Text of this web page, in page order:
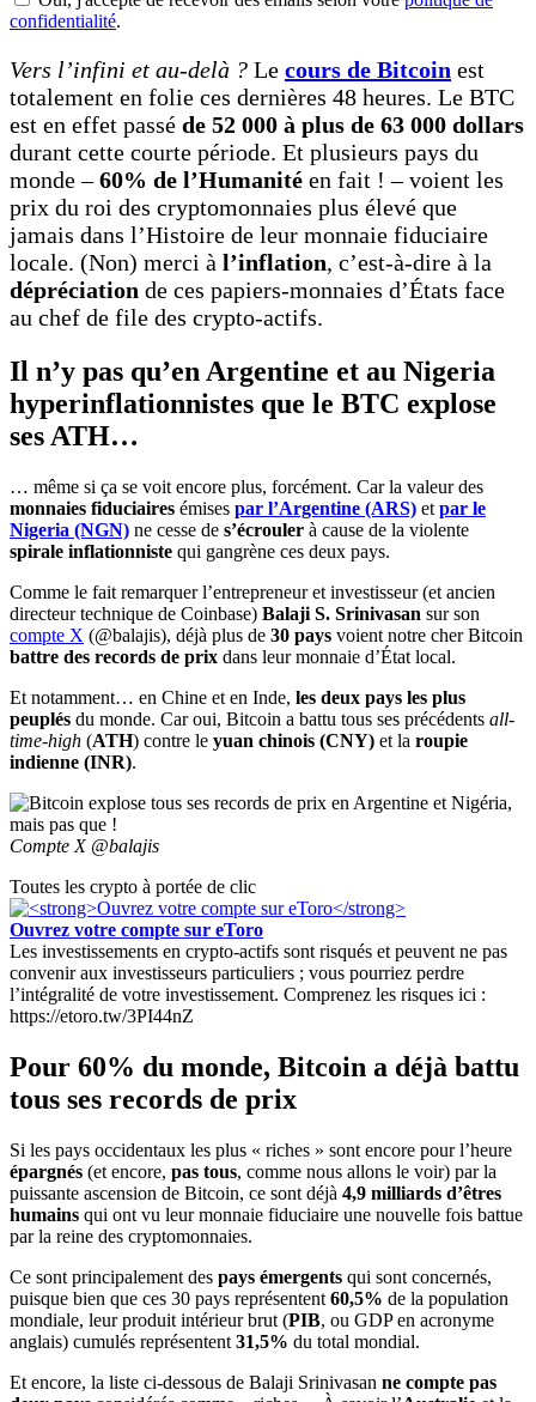
confidentialité.
Vers l’infini et au-delà ? Le cours de Bitcoin est
totalement en folie ces dernières 48 heures. Le BTC
est en effet passé de 52 000 à plus de 63 000 dollars
durant cette courte période. Et plusieurs pays du
monde –60% de l’Humanité en fait ! – voient les
prix du roi des cryptomonnaies plus élevé que
jamais dans l’Histoire de leur monnaie fiduciaire
locale. (Non) merci à l’inflation, c’est-à-dire à la
dépréciation de ces papiers-monnaies d’États face
au chef de file des crypto-actifs.
Il n’y pas qu’en Argentine et au Nigeria
hyperinflationnistes que le BTC explose
ses ATH…
… même si ça se voit encore plus, forcément. Car la valeur des
monnaies fiduciaires émises par l’Argentine (ARS) et par le
Nigeria (NGN) ne cesse de s’écrouler à cause de la violente
spirale inflationniste qui gangrène ces deux pays.
Comme le fait remarquer l’entrepreneur et investisseur (et ancien
directeur technique de Coinbase) Balaji S. Srinivasan sur son
compte X (@balajis), déjà plus de 30 pays voient notre cher Bitcoin
battre des records de prix dans leur monnaie d’État local.
Et notamment… en Chine et en Inde, les deux pays les plus
peuplés du monde. Car oui, Bitcoin a battu tous ses précédents all-
time-high (ATH) contre le yuan chinois (CNY) et la roupie
indienne (INR).
Compte X @balajis
Toutes les crypto à portée de clic
Ouvrez votre compte sur eToro
Les investissements en crypto-actifs sont risqués et peuvent ne pas
convenir aux investisseurs particuliers ; vous pourriez perdre
l’intégralité de votre investissement. Comprenez les risques ici :
https://etoro.tw/3PI44nZ
Pour 60% du monde, Bitcoin a déjà battu
tous ses records de prix
Si les pays occidentaux les plus « riches » sont encore pour l’heure
épargnés (et encore, pas tous, comme nous allons le voir) par la
puissante ascension de Bitcoin, ce sont déjà 4,9 milliards d’êtres
humains qui ont vu leur monnaie fiduciaire une nouvelle fois battue
par la reine des cryptomonnaies.
Ce sont principalement des pays émergents qui sont concernés,
puisque bien que ces 30 pays représentent 60,5% de la population
mondiale, leur produit intérieur brut (PIB, ou GDP en acronyme
anglais) cumulés représentent 31,5% du total mondial.
Et encore, la liste ci-dessous de Balaji Srinivasan ne compte pas